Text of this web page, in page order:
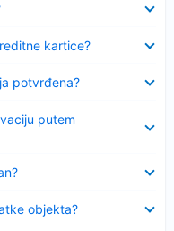
kartice?
potvrđena?
putem
objekta?